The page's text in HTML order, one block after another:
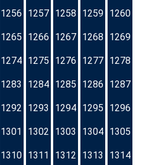
1256 1257 1258 1259 1260
1265 1266 1267 1268 1269
1274 1275 1276 1277 1278
1283 1284 1285 1286 1287
1292 1293 1294 1295 1296
1301 1302 1303 1304 1305
1310 1311 1312 1313 1314